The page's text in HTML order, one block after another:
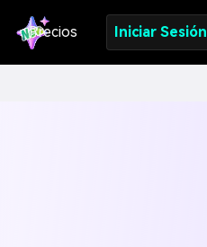
Precios Iniciar Sesión